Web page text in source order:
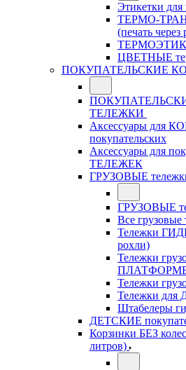
Этикетки для
ТЕРМО-
(печать через
ЦВЕТНЫЕ
ПОКУПАТЕЛЬСКИЕ
ТЕЛЕЖКИ
Аксессуары для
покупательских
Аксессуары для
ТЕЛЕЖЕК
ГРУЗОВЫЕ
ГРУЗОВЫЕ
Все грузовые
Тележки
рохли)
Тележки
Тележки
Тележки
Штабелеры
ДЕТСКИЕ
Корзинки БЕЗ
литров)